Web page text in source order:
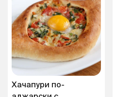
Хачапури по-